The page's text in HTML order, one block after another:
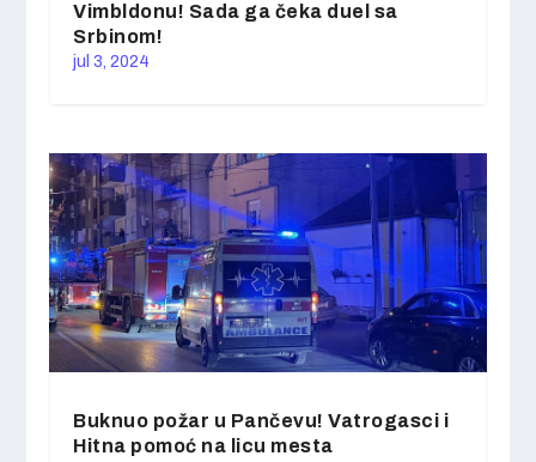
Vimbldonu! Sada ga čeka duel sa
Srbinom!
jul 3, 2024
Buknuo požar u Pančevu! Vatrogasci i
Hitna pomoć na licu mesta